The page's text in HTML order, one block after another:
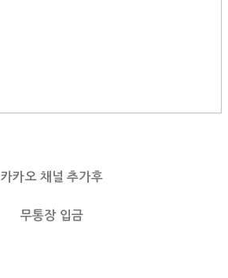
카카오 채널 추가후
무통장 입금